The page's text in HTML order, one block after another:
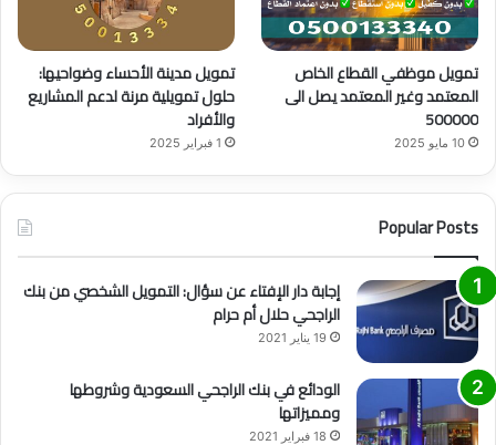
تمويل موظفي القطاع الخاص
المعتمد وغير المعتمد يصل الى
500000
10 مايو 2025
تمويل مدينة الأحساء وضواحيها:
حلول تمويلية مرنة لدعم المشاريع
والأفراد
1 فبراير 2025
Popular Posts
إجابة دار الإفتاء عن سؤال: التمويل الشخصي من بنك
الراجحي حلال أم حرام
19 يناير 2021
الودائع في بنك الراجحي السعودية وشروطها
ومميزاتها
18 فبراير 2021